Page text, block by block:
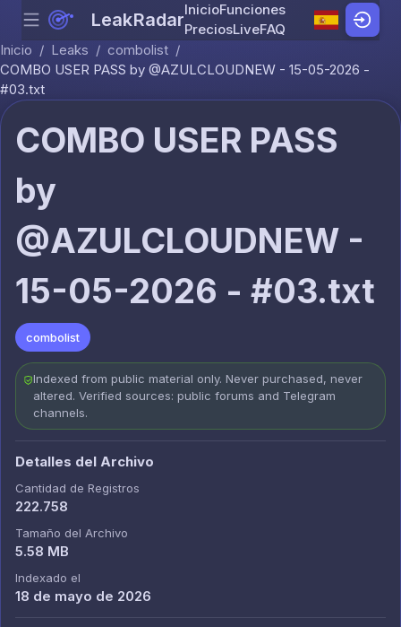
Skip to content
Menu LeakRadarInicioFunciones
PreciosLiveFAQ
Inicio / Leaks / combolist /
COMBO USER PASS by @AZULCLOUDNEW - 15-05-2026 -
#03.txt
COMBO USER PASS
by
@AZULCLOUDNEW -
15-05-2026 - #03.txt
combolist
Indexed from public material only. Never purchased, never
altered. Verified sources: public forums and Telegram
channels.
Detalles del Archivo
Cantidad de Registros
222.758
Tamaño del Archivo
5.58 MB
Indexado el
18 de mayo de 2026